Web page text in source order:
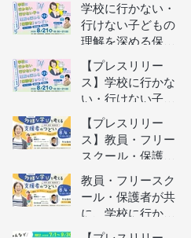
学校に行かない・
行けない子どもの
理解を深める保護
者向けオンライン
イベントの参加者
を募集します（長
【プレスリリー
ス】学校に行かな
い・行けない子ど
もの理解を深める
保護者向けオンラ
インイベントを開
【プレスリリー
ス】教員・フリー
スクール・保護者
が共に、学校に行
かない・行けない
子どもの気持ちを
教員・フリースク
ール・保護者が共
に、学校に行かな
い・行けない子ど